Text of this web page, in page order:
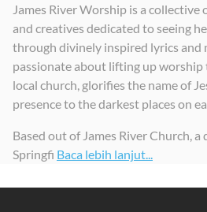
James River Worship is a collective
and creatives dedicated to seeing
through divinely inspired lyrics and
passionate about lifting up
local church, glorifies the name of
presence to the darkest places on
Based out of James River Church,
Springfi Baca lebih lanjut...